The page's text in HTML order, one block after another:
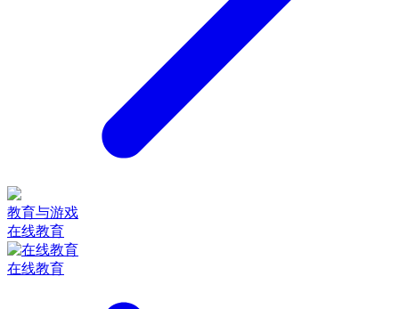
教育与游戏
在线教育
在线教育